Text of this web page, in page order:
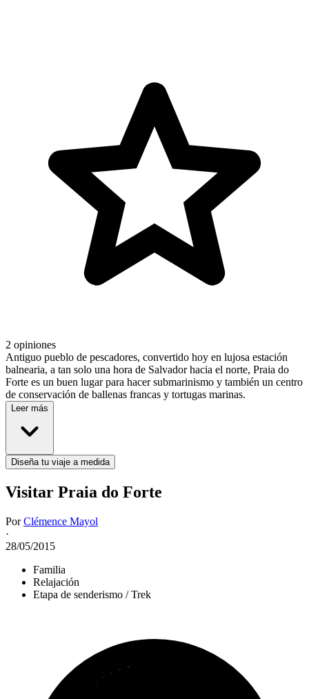
2 opiniones
Antiguo pueblo de pescadores, convertido hoy en lujosa estación
balnearia, a tan solo una hora de Salvador hacia el norte, Praia do
Forte es un buen lugar para hacer submarinismo y también un centro
de conservación de ballenas francas y tortugas marinas.
Leer más
Diseña tu viaje a medida
Visitar Praia do Forte
PorClémence Mayol
·
28/05/2015
Familia
Relajación
Etapa de senderismo / Trek